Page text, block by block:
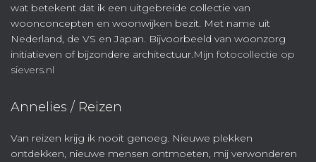
wat betekent dat ik een uitgebreide collectie van
woonconcepten en woonwijken bezit. Met name uit
Nederland, de VS en Japan. Bijvoorbeeld van woonzorg
initiatieven of bijzondere architectuur.Mijn fotocollectie op
sievers.nl
Annelies / Reizen
Van reizen krijg ik nooit genoeg. Nieuwe plekken
ontdekken, nieuwe mensen ontmoeten, mij verwonderen